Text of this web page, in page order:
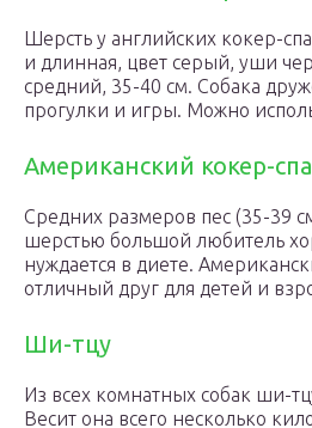
Шерсть у английских кокер-
и длинная, цвет серый, уши
средний, 35-40 см. Собака
прогулки и игры. Можно
Американский кокер-
Средних размеров пес (35-39
шерстью большой любитель
нуждается в диете.
отличный друг для детей и
Ши-тцу
Из всех комнатных собак ши-
Весит она всего несколько